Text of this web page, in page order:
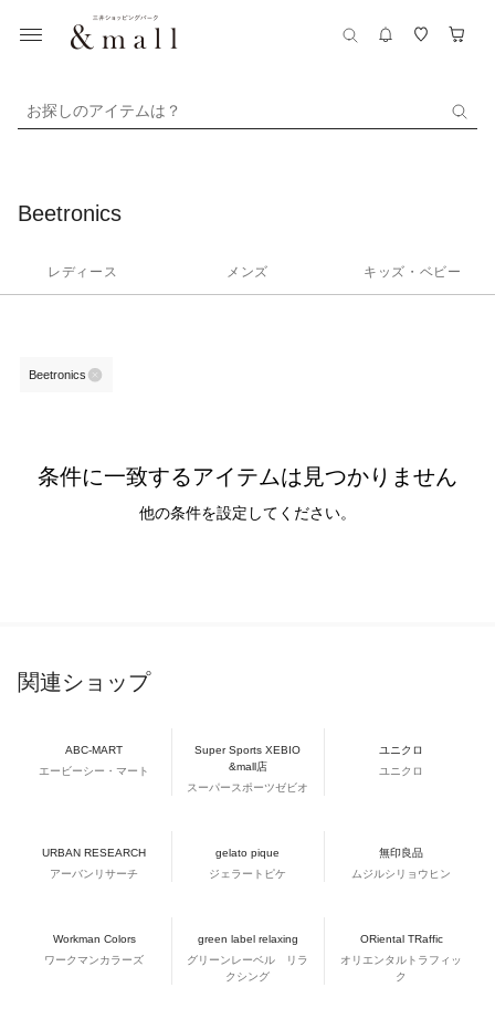
お探しのアイテムは？
Beetronics
レディース メンズ キッズ・ベビー
Beetronics
条件に一致するアイテムは見つかりません
他の条件を設定してください。
関連ショップ
ABC-MART
エービーシー・マート
Super Sports XEBIO
&mall店
スーパースポーツゼビオ
ユニクロ
ユニクロ
URBAN RESEARCH
アーバンリサーチ
gelato pique
ジェラートピケ
無印良品
ムジルシリョウヒン
Workman Colors
ワークマンカラーズ
green label relaxing
グリーンレーベル リラ
クシング
ORiental TRaffic
オリエンタルトラフィッ
ク